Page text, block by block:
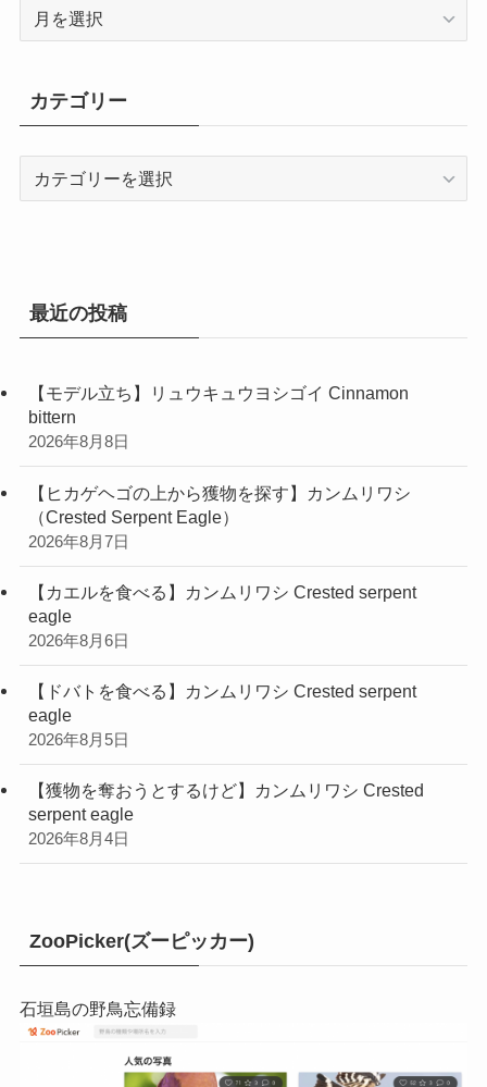
ブ
カテゴリー
最近の投稿
【モデル立ち】リュウキュウヨシゴイ Cinnamon
bittern
2026年8月8日
【ヒカゲヘゴの上から獲物を探す】カンムリワシ
（Crested Serpent Eagle）
2026年8月7日
【カエルを食べる】カンムリワシ Crested serpent
eagle
2026年8月6日
【ドバトを食べる】カンムリワシ Crested serpent
eagle
2026年8月5日
【獲物を奪おうとするけど】カンムリワシ Crested
serpent eagle
2026年8月4日
ZooPicker(ズーピッカー)
石垣島の野鳥忘備録